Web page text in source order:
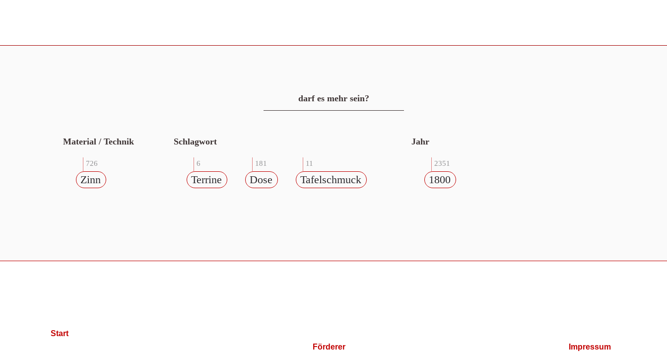
darf es mehr sein?
Material / Technik
726
Zinn
Schlagwort
6
Terrine
181
Dose
11
Tafelschmuck
Jahr
2351
1800
Start
Förderer
Impressum